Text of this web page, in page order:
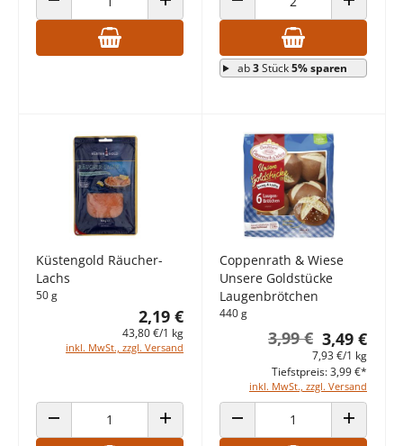
ANZAHL VERRINGERN ANZAHL ERHÖHENANZAHL VERRINGERN ANZAHL
ab3Stück5% sparen
Küstengold Räucher-
Lachs
50 g
2,19 €
43,80 €/1 kg
inkl. MwSt., zzgl. Versand
ANZAHL VERRINGERN ANZAHL ERHÖHEN
Coppenrath & Wiese
Unsere Goldstücke
Laugenbrötchen
440 g
3,49 €
3,99 €
7,93 €/1 kg
inkl. MwSt., zzgl. Versand
Tiefstpreis: 3,99 €*
ANZAHL VERRINGERN ANZAHL